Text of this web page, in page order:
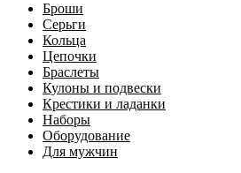
Броши
Серьги
Кольца
Цепочки
Браслеты
Кулоны и подвески
Крестики и ладанки
Наборы
Оборудование
Для мужчин